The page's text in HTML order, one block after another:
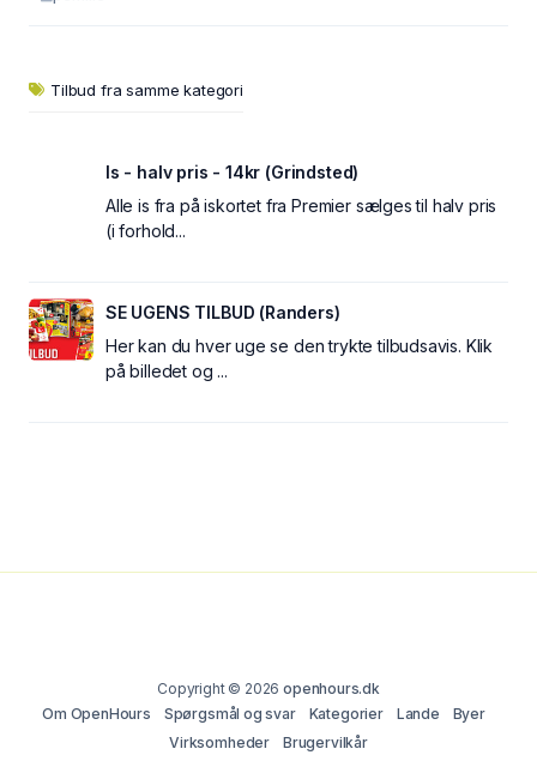
Tilbud fra samme kategori
Is - halv pris - 14kr (Grindsted)
Alle is fra på iskortet fra Premier sælges til halv pris
(i forhold...
SE UGENS TILBUD (Randers)
Her kan du hver uge se den trykte tilbudsavis. Klik
på billedet og ...
Copyright © 2026openhours.dk
Om OpenHours
Spørgsmål og svar Kategorier Lande
Byer
Virksomheder
Brugervilkår